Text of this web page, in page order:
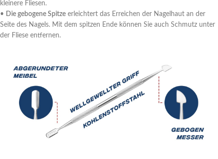
kleinere Fliesen.
• Die gebogene Spitze erleichtert das Erreichen der Nagelhaut an der
Seite des Nagels. Mit dem spitzen Ende können Sie auch Schmutz unter
der Fliese entfernen.